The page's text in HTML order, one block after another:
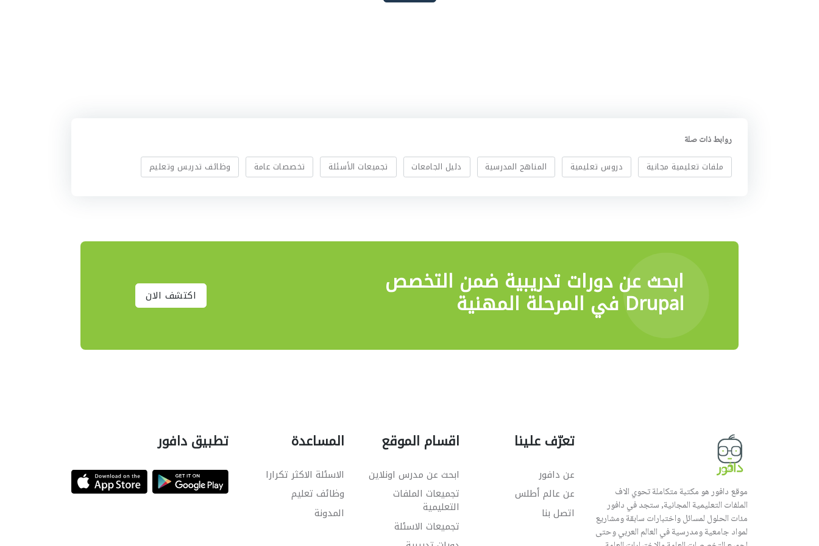
روابط ذات صلة
ملفات تعليمية مجانية دروس تعليمية المناهج المدرسية دليل الجامعات تجميعات الأسئلة تخصصات عامة وظائف تدريس وتعليم
ابحث عن دورات تدريبية ضمن التخصص
Drupal في المرحلة المهنية اكتشف الان
موقع دافور هو مكتبة متكاملة تحوي الاف
الملفات التعليمية المجانية, ستجد في دافور
مئات الحلول لمسائل واختبارات سابقة ومشاريع
لمواد جامعية ومدرسية في العالم العربي وحتى
تعرّف علينا
عن دافور
عن عالم أطلس
اتصل بنا
اقسام الموقع
ابحث عن مدرس اونلاين
تجميعات الملفات
التعليمية
تجميعات الاسئلة
المساعدة
الاسئلة الاكثر تكرارا
وظائف تعليم
المدونة
تطبيق دافور